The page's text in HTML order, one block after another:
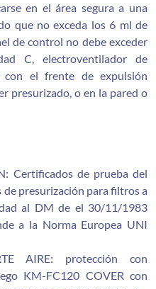
en el área segura a una
que no exceda los 6 ml de
de control no debe exceder
C, electroventilador de
con el frente de expulsión
presurizado, o en la pared o
Certificados de prueba del
presurización para filtros a
al DM de el 30/11/1983
a la Norma Europea UNI
AIRE: protección con
KM-FC120 COVER con